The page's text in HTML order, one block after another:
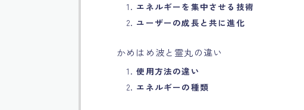
1. エネルギーを集中させる技術
2. ユーザーの成長と共に進化
かめはめ波と霊丸の違い
1.使用方法の違い
2. エネルギーの種類